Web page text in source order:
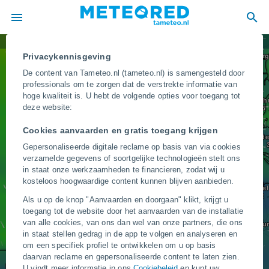
Privacykennisgeving
De content van Tameteo.nl (tameteo.nl) is samengesteld door
professionals om te zorgen dat de verstrekte informatie van
hoge kwaliteit is. U hebt de volgende opties voor toegang tot
deze website:
Cookies aanvaarden en gratis toegang krijgen
Gepersonaliseerde digitale reclame op basis van via cookies
verzamelde gegevens of soortgelijke technologieën stelt ons
in staat onze werkzaamheden te financieren, zodat wij u
kosteloos hoogwaardige content kunnen blijven aanbieden.
Als u op de knop "Aanvaarden en doorgaan" klikt, krijgt u
toegang tot de website door het aanvaarden van de installatie
van alle cookies, van ons dan wel van onze partners, die ons
in staat stellen gedrag in de app te volgen en analyseren en
om een specifiek profiel te ontwikkelen om u op basis
daarvan reclame en gepersonaliseerde content te laten zien.
Norwich
Bremen
Kiel
Groningen
Esbjerg